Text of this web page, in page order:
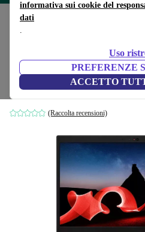
informativa sui cookie del
dati
.
Uso
PREFERENZE
ACCETTO
Home
Lenovo ThinkPad L14
i5-1335U | 14"
16 GB | 256 GB SSD |
(Raccolta recensioni)